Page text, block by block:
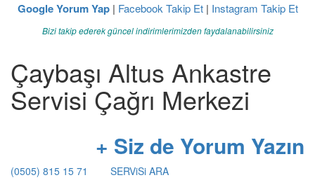
Google Yorum Yap| Facebook Takip Et| Instagram Takip Et
Bizi takip ederek güncel indirimlerimizden faydalanabilirsiniz
Çaybaşı Altus Ankastre
Servisi Çağrı Merkezi
+ Siz de Yorum Yazın
(0505) 815 15 71
SERViSi ARA